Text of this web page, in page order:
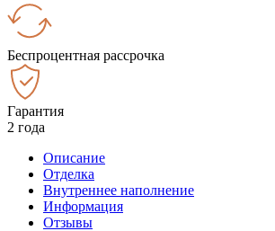
Беспроцентная рассрочка
Гарантия
2 года
Описание
Отделка
Внутреннее наполнение
Информация
Отзывы